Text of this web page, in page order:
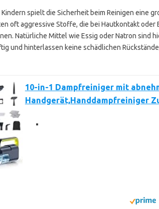
spielt die Sicherheit beim Reinigen eine
oft aggressive Stoffe, die bei Hautkontakt oder
Natürliche Mittel wie Essig oder Natron sind
und hinterlassen keine schädlichen
10-in-1 Dampfreiniger mit
Handgerät,Handdampfreiniger